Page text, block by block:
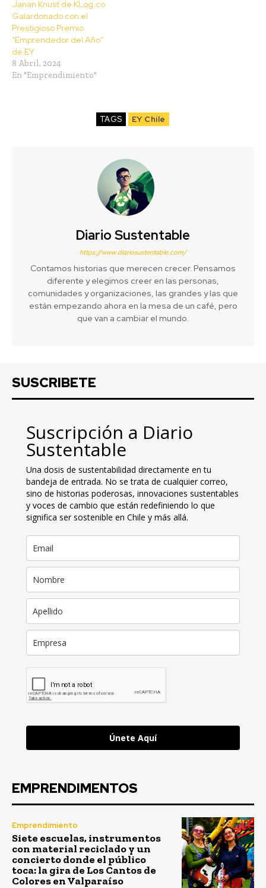
Janan Knust de KLog.co
Galardonado con el
Prestigioso Premio
“Emprendedor del Año”
de EY
8 Abril, 2024
En "Emprendimiento"
TAGS EY Chile
Diario Sustentable
https://www.diariosustentable.com/
Contamos historias que merecen crecer. Pensamos
diferente y elegimos creer en las personas,
comunidades y organizaciones, las grandes y las que
están empezando ahora en la mesa de un café, pero
que van a cambiar el mundo.
SUSCRIBETE
Suscripción a Diario
Sustentable
Una dosis de sustentabilidad directamente en tu
bandeja de entrada. No se trata de cualquier correo,
sino de historias poderosas, innovaciones sustentables
y voces de cambio que están redefiniendo lo que
significa ser sostenible en Chile y más allá.
Únete Aquí
EMPRENDIMENTOS
Emprendimiento
Siete escuelas, instrumentos
con material reciclado y un
concierto donde el público
toca: la gira de Los Cantos de
Colores en Valparaíso